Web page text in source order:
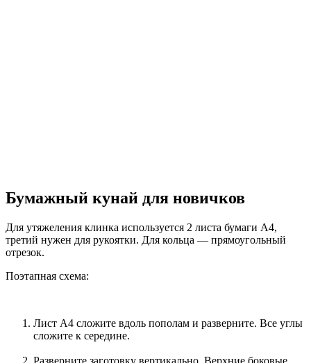
Бумажный кунай для новичков
Для утяжеления клинка используется 2 листа бумаги А4,
третий нужен для рукоятки. Для кольца — прямоугольный
отрезок.
Поэтапная схема:
Лист А4 сложите вдоль пополам и разверните. Все углы
сложите к середине.
Разверните заготовку вертикально. Верхние боковые